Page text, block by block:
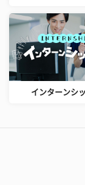
インターンシ